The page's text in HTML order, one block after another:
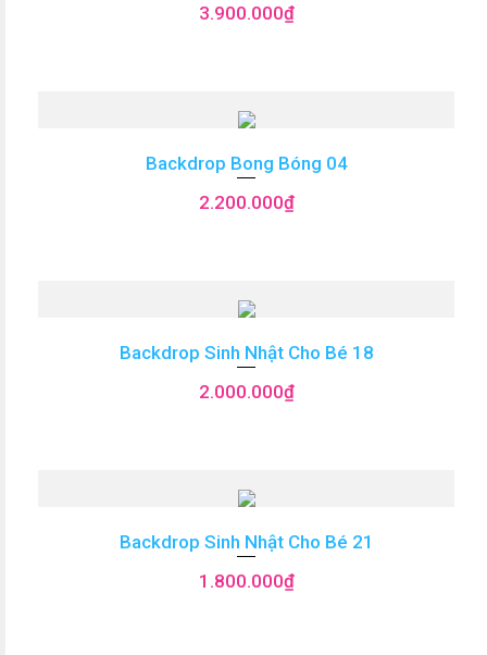
3.900.000₫
Backdrop Bong Bóng 04
2.200.000₫
Backdrop Sinh Nhật Cho Bé 18
2.000.000₫
Backdrop Sinh Nhật Cho Bé 21
1.800.000₫